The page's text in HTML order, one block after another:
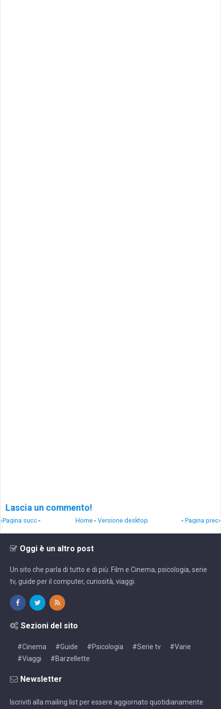
Lascia un commento!
‹Pagina succ - - Pagina prec›
Home - Versione desktop
Oggi è un altro post
Un sito che parla di tutto e di più. Film e Cinema, psicologia, serie
tv, guide per il computer, curiosità, viaggi.
Sezioni del sito
#Cinema #Guide #Psicologia #Serie tv
#Varie
#Viaggi
#Barzellette
Newsletter
Iscriviti alla mailing list per essere aggiornato quotidianamente